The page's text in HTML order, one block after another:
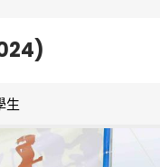
生